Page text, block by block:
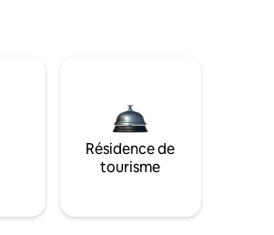
Résidence de
tourisme